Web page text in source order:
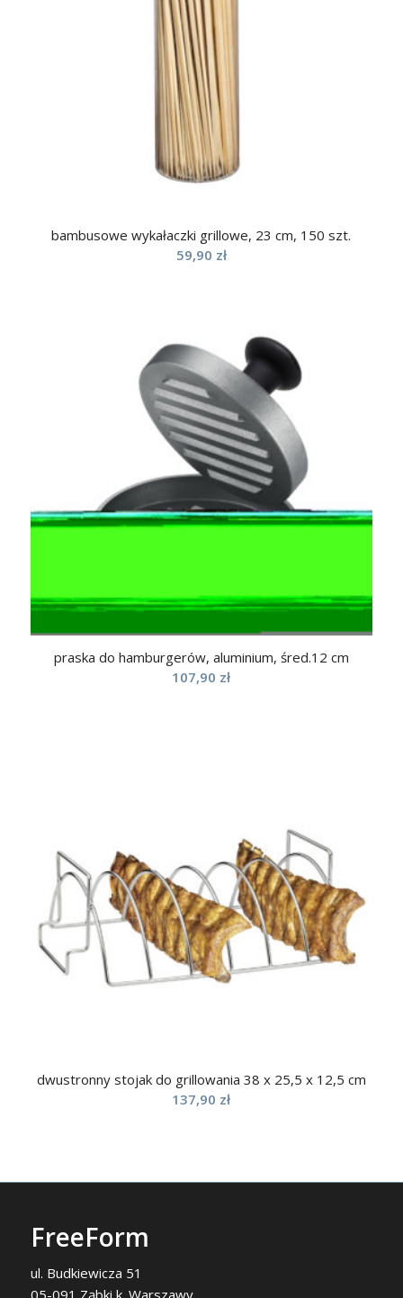
bambusowe wykałaczki grillowe, 23 cm, 150 szt.
59,90 zł
praska do hamburgerów, aluminium, śred.12 cm
107,90 zł
dwustronny stojak do grillowania 38 x 25,5 x 12,5 cm
137,90 zł
FreeForm
ul. Budkiewicza 51
05-091 Ząbki k. Warszawy